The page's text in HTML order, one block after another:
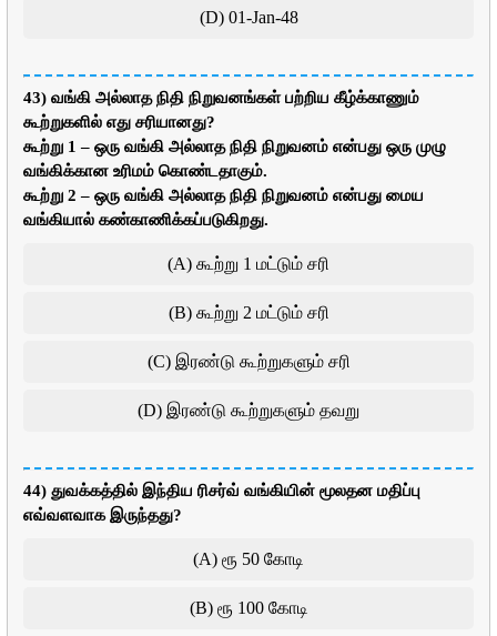
(D) 01-Jan-48
43) வங்கி அல்லாத நிதி நிறுவனங்கள் பற்றிய கீழ்க்காணும்
கூற்றுகளில் எது சரியானது?
கூற்று 1 – ஒரு வங்கி அல்லாத நிதி நிறுவனம் என்பது ஒரு முழு
வங்கிக்கான உரிமம் கொண்டதாகும்.
கூற்று 2 – ஒரு வங்கி அல்லாத நிதி நிறுவனம் என்பது மைய
வங்கியால் கண்காணிக்கப்படுகிறது.
(A) கூற்று 1 மட்டும் சரி
(B) கூற்று 2 மட்டும் சரி
(C) இரண்டு கூற்றுகளும் சரி
(D) இரண்டு கூற்றுகளும் தவறு
44) துவக்கத்தில் இந்திய ரிசர்வ் வங்கியின் மூலதன மதிப்பு
எவ்வளவாக இருந்தது?
(A) ரூ 50 கோடி
(B) ரூ 100 கோடி